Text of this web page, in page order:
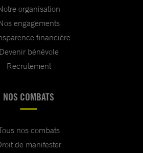
organisation
engagements
financière
Devenir bénévole
Recrutement
NOS COMBATS
nos combats
de manifester